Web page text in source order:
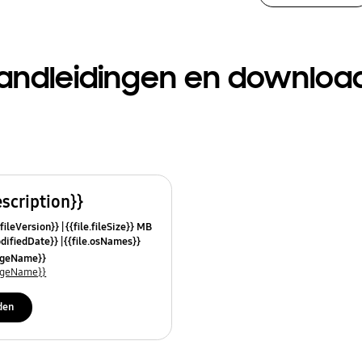
en
{{file.fileSize}} MB
{{file.osNames}}